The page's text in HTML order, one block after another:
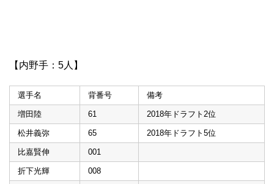
【内野手：5人】
選手名 背番号 備考
増田陸 61 2018年ドラフト2位
松井義弥 65 2018年ドラフト5位
比嘉賢伸 001
折下光輝 008